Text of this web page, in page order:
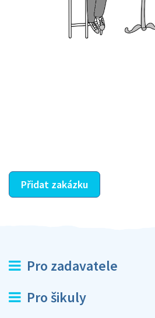
Přidat zakázku
Pro zadavatele
Pro šikuly